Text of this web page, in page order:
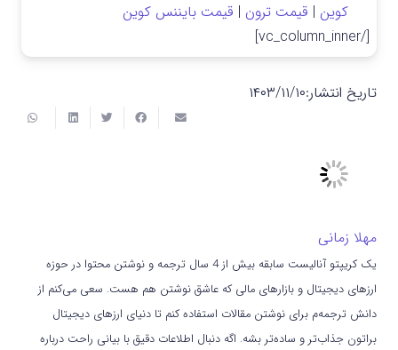
کوین | قیمت ترون | قیمت بایننس کوین
[/vc_column_inner]
تاریخ انتشار:۱۴۰۳/۱۱/۱۰
مهلا زمانی
یک کریپتو آنالیست سابقه بیش از 4 سال ترجمه و نوشتن محتوا در حوزه
ارزهای دیجیتال و بازارهای مالی که عاشق نوشتن هم هست. سعی می‌کنم از
دانش ترجمه‌م برای نوشتن مقالات استفاده کنم تا دنیای ارزهای دیجیتال
براتون جذاب‌تر و ساده‌تر بشه. اگه دنبال اطلاعات دقیق با بیانی راحت درباره